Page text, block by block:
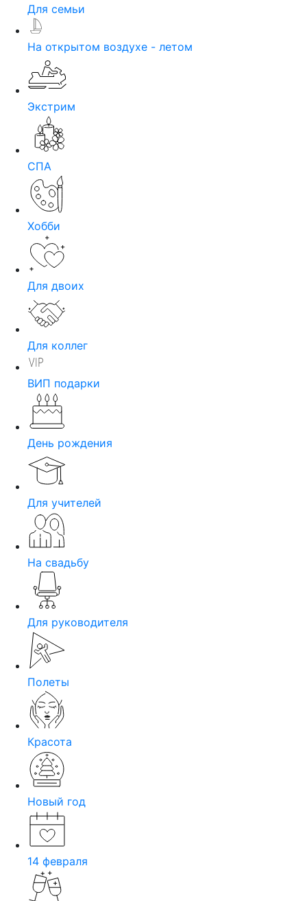
Для семьи
На открытом воздухе - летом
Экстрим
СПА
Хобби
Для двоих
Для коллег
ВИП подарки
День рождения
Для учителей
На свадьбу
Для руководителя
Полеты
Красота
Новый год
14 февраля